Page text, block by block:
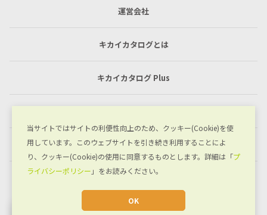
運営会社
キカイカタログとは
キカイカタログ Plus
プライバシーポリシー
お問い合わせ
当サイトではサイトの利便性向上のため、クッキー(Cookie)を使
用しています。このウェブサイトを引き続き利用することによ
り、クッキー(Cookie)の使用に同意するものとします。詳細は「プ
ライバシーポリシー 」をお読みください。
OK